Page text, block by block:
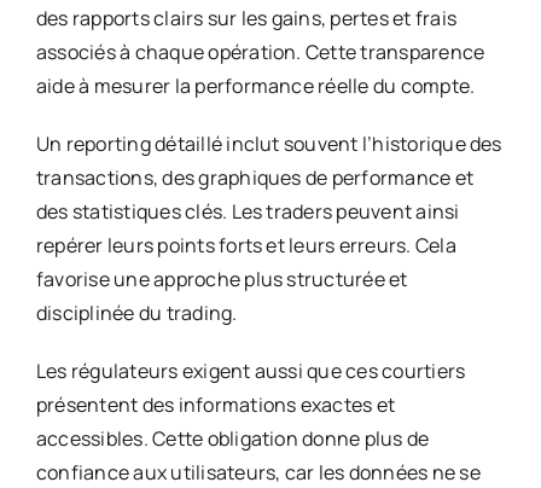
des rapports clairs sur les gains, pertes et frais
associés à chaque opération. Cette transparence
aide à mesurer la performance réelle du compte.
Un reporting détaillé inclut souvent l’historique des
transactions, des graphiques de performance et
des statistiques clés. Les traders peuvent ainsi
repérer leurs points forts et leurs erreurs. Cela
favorise une approche plus structurée et
disciplinée du trading.
Les régulateurs exigent aussi que ces courtiers
présentent des informations exactes et
accessibles. Cette obligation donne plus de
confiance aux utilisateurs, car les données ne se